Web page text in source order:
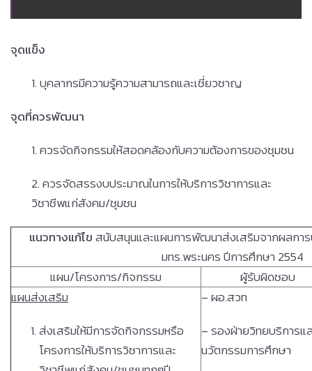
จุดแข็ง
1. บุคลากรมีความรู้ความสามารถและเชี่ยวชาญ
จุดที่ควรพัฒนา
1. ควรจัดกิจกรรมให้สอดคล้องกับความต้องการของชุมชน
2. ควรจัดสรรงบประมาณในการให้บริการวิชาการและ
วิชาชีพแก่สังคม/ชุมชน
แนวทางแก้ไขสนับสนุนและแผนการพัฒนาส่งเสริมจากผลการ
มทร.พระนคร ปีการศึกษา 2554
แผน/โครงการ/กิจกรรม
ผู้รับผิดชอบ
แผนส่งเสริม
ส่งเสริมให้มีการจัดกิจกรรมหรือ
โครงการให้บริการวิชาการและ
– ผอ.สวท
– รองฝ่ายวิทยบริการแ
นวัตกรรมการศึกษา